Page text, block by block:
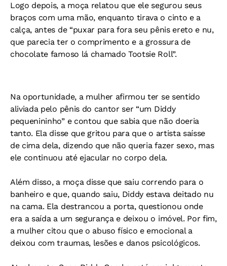
Logo depois, a moça relatou que ele segurou seus
braços com uma mão, enquanto tirava o cinto e a
calça, antes de “puxar para fora seu pênis ereto e nu,
que parecia ter o comprimento e a grossura de
chocolate famoso lá chamado Tootsie Roll”.
Na oportunidade, a mulher afirmou ter se sentido
aliviada pelo pênis do cantor ser “um Diddy
pequenininho” e contou que sabia que não doeria
tanto. Ela disse que gritou para que o artista saísse
de cima dela, dizendo que não queria fazer sexo, mas
ele continuou até ejacular no corpo dela.
Além disso, a moça disse que saiu correndo para o
banheiro e que, quando saiu, Diddy estava deitado nu
na cama. Ela destrancou a porta, questionou onde
era a saída a um segurança e deixou o imóvel. Por fim,
a mulher citou que o abuso físico e emocional a
deixou com traumas, lesões e danos psicológicos.